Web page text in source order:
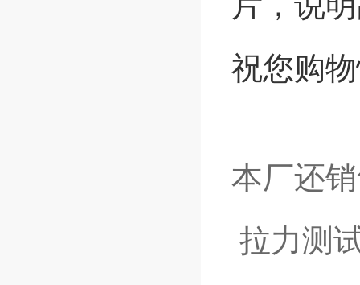
祝您购
本厂还
拉力测